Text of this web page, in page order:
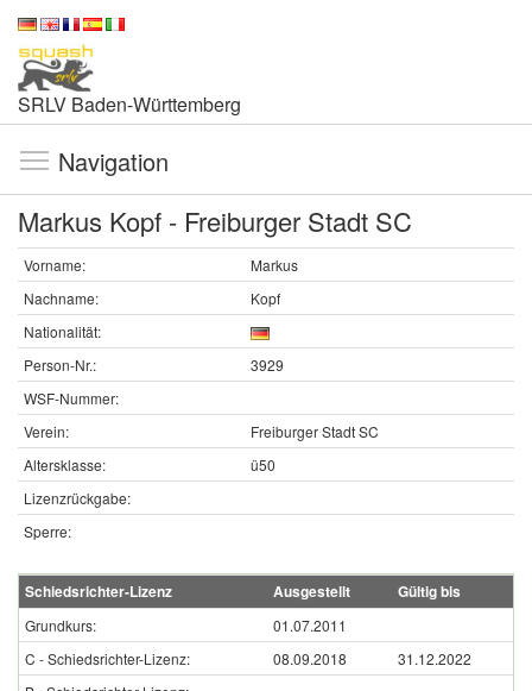
SRLV Baden-Württemberg
Navigation
Markus Kopf - Freiburger Stadt SC
Vorname:
Markus
Nachname:
Kopf
Nationalität:
Person-Nr.:
3929
WSF-Nummer:
Verein:
Freiburger Stadt SC
Altersklasse:
ü50
Lizenzrückgabe:
Sperre:
Schiedsrichter-Lizenz Ausgestellt Gültig bis
Grundkurs:
01.07.2011
C - Schiedsrichter-Lizenz:
08.09.2018
31.12.2022